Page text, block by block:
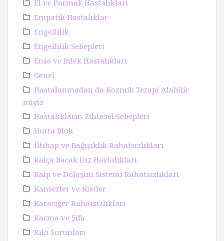
El ve Parmak Hastalıkları
Empatik Hastalıklar
Engellilik
Engellilik Sebepleri
Ense ve Bilek Hastalıkları
Genel
Hastalanmadan da Kozmik Terapi Alabilir
miyiz
Hastalıkların Zihinsel Sebepleri
Hutta Blok
İltihap ve Bağışıklık Rahatsızlıkları
Kalça Bacak Diz Hastalıkları
Kalp ve Dolaşım Sistemi Rahatsızlıkları
Kanserler ve Kistler
Karaciğer Rahatsızlıkları
Karma ve Şifa
Kilo Sorunları